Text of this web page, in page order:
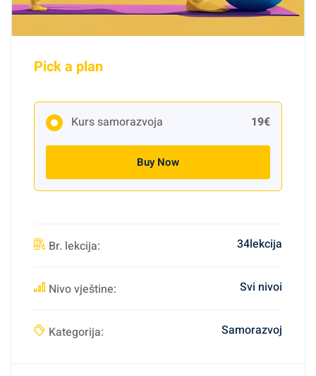
Pick a plan
Kurs samorazvoja 19€
Buy Now
Br. lekcija: 34lekcija
Nivo vještine: Svi nivoi
Kategorija: Samorazvoj